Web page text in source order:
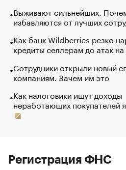
Выживают сильнейших.
избавляются от лучших
Как банк Wildberries резко
кредиты селлерам до атак
Сотрудники открыли новый
компаниям. Зачем им это
Как налоговики ищут доходы
неработающих покупателей
Регистрация ФНС